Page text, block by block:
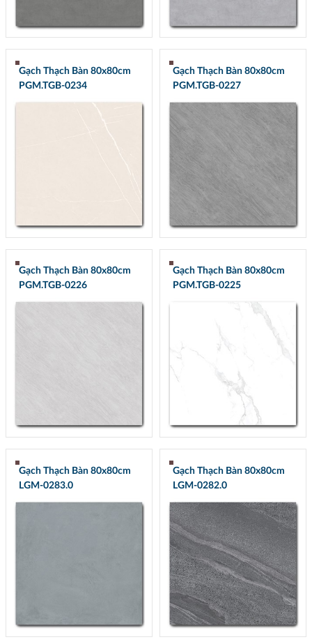
Gạch Thạch Bàn 80x80cm
PGM.TGB-0234
Gạch Thạch Bàn 80x80cm
PGM.TGB-0227
Gạch Thạch Bàn 80x80cm
PGM.TGB-0226
Gạch Thạch Bàn 80x80cm
PGM.TGB-0225
Gạch Thạch Bàn 80x80cm
LGM-0283.0
Gạch Thạch Bàn 80x80cm
LGM-0282.0